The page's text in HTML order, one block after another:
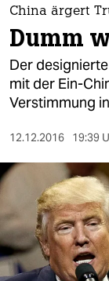
themen
politik
öko
gesellschaft
sport
berlin
nord
China ärgert
Dumm
Der
mit der Ein-
Verstimmung
12.12.2016 19:39